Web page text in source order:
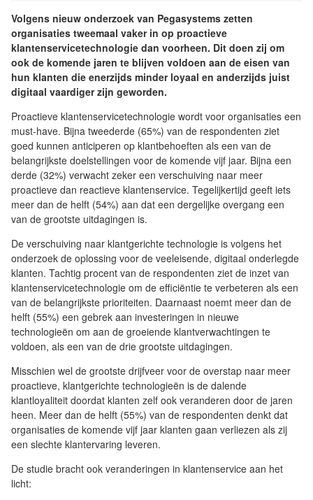
Volgens nieuw onderzoek van Pegasystems zetten
organisaties tweemaal vaker in op proactieve
klantenservicetechnologie dan voorheen. Dit doen zij om
ook de komende jaren te blijven voldoen aan de eisen van
hun klanten die enerzijds minder loyaal en anderzijds juist
digitaal vaardiger zijn geworden.
Proactieve klantenservicetechnologie wordt voor organisaties een
must-have. Bijna tweederde (65%) van de respondenten ziet
goed kunnen anticiperen op klantbehoeften als een van de
belangrijkste doelstellingen voor de komende vijf jaar. Bijna een
derde (32%) verwacht zeker een verschuiving naar meer
proactieve dan reactieve klantenservice. Tegelijkertijd geeft iets
meer dan de helft (54%) aan dat een dergelijke overgang een
van de grootste uitdagingen is.
De verschuiving naar klantgerichte technologie is volgens het
onderzoek de oplossing voor de veeleisende, digitaal onderlegde
klanten. Tachtig procent van de respondenten ziet de inzet van
klantenservicetechnologie om de efficiëntie te verbeteren als een
van de belangrijkste prioriteiten. Daarnaast noemt meer dan de
helft (55%) een gebrek aan investeringen in nieuwe
technologieën om aan de groeiende klantverwachtingen te
voldoen, als een van de drie grootste uitdagingen.
Misschien wel de grootste drijfveer voor de overstap naar meer
proactieve, klantgerichte technologieën is de dalende
klantloyaliteit doordat klanten zelf ook veranderen door de jaren
heen. Meer dan de helft (55%) van de respondenten denkt dat
organisaties de komende vijf jaar klanten gaan verliezen als zij
een slechte klantervaring leveren.
De studie bracht ook veranderingen in klantenservice aan het
licht: